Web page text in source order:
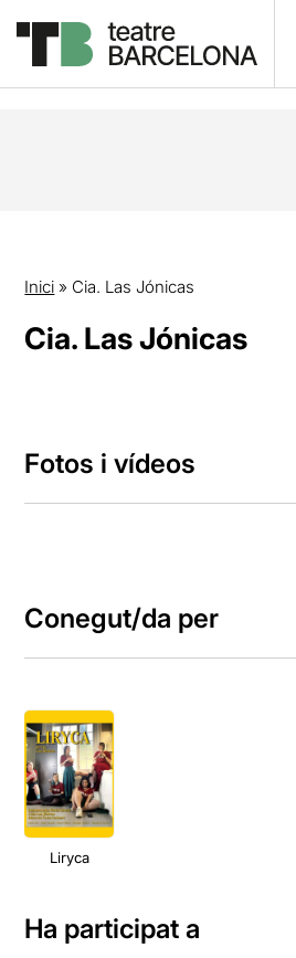
Inici » Cia. Las Jónicas
Cia. Las Jónicas
Fotos i vídeos
Conegut/da per
Liryca
Ha participat a